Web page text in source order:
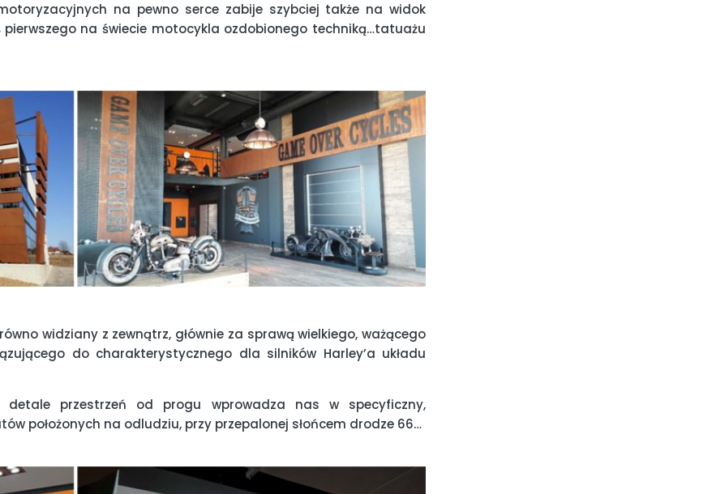
na pewno serce zabije szybciej także na widok
pierwszego na świecie motocykla ozdobionego techniką…tatuażu
widziany z zewnątrz, głównie za sprawą wielkiego, ważącego
do charakterystycznego dla silników Harley’a układu
detale przestrzeń od progu wprowadza nas w specyficzny,
położonych na odludziu, przy przepalonej słońcem drodze 66…